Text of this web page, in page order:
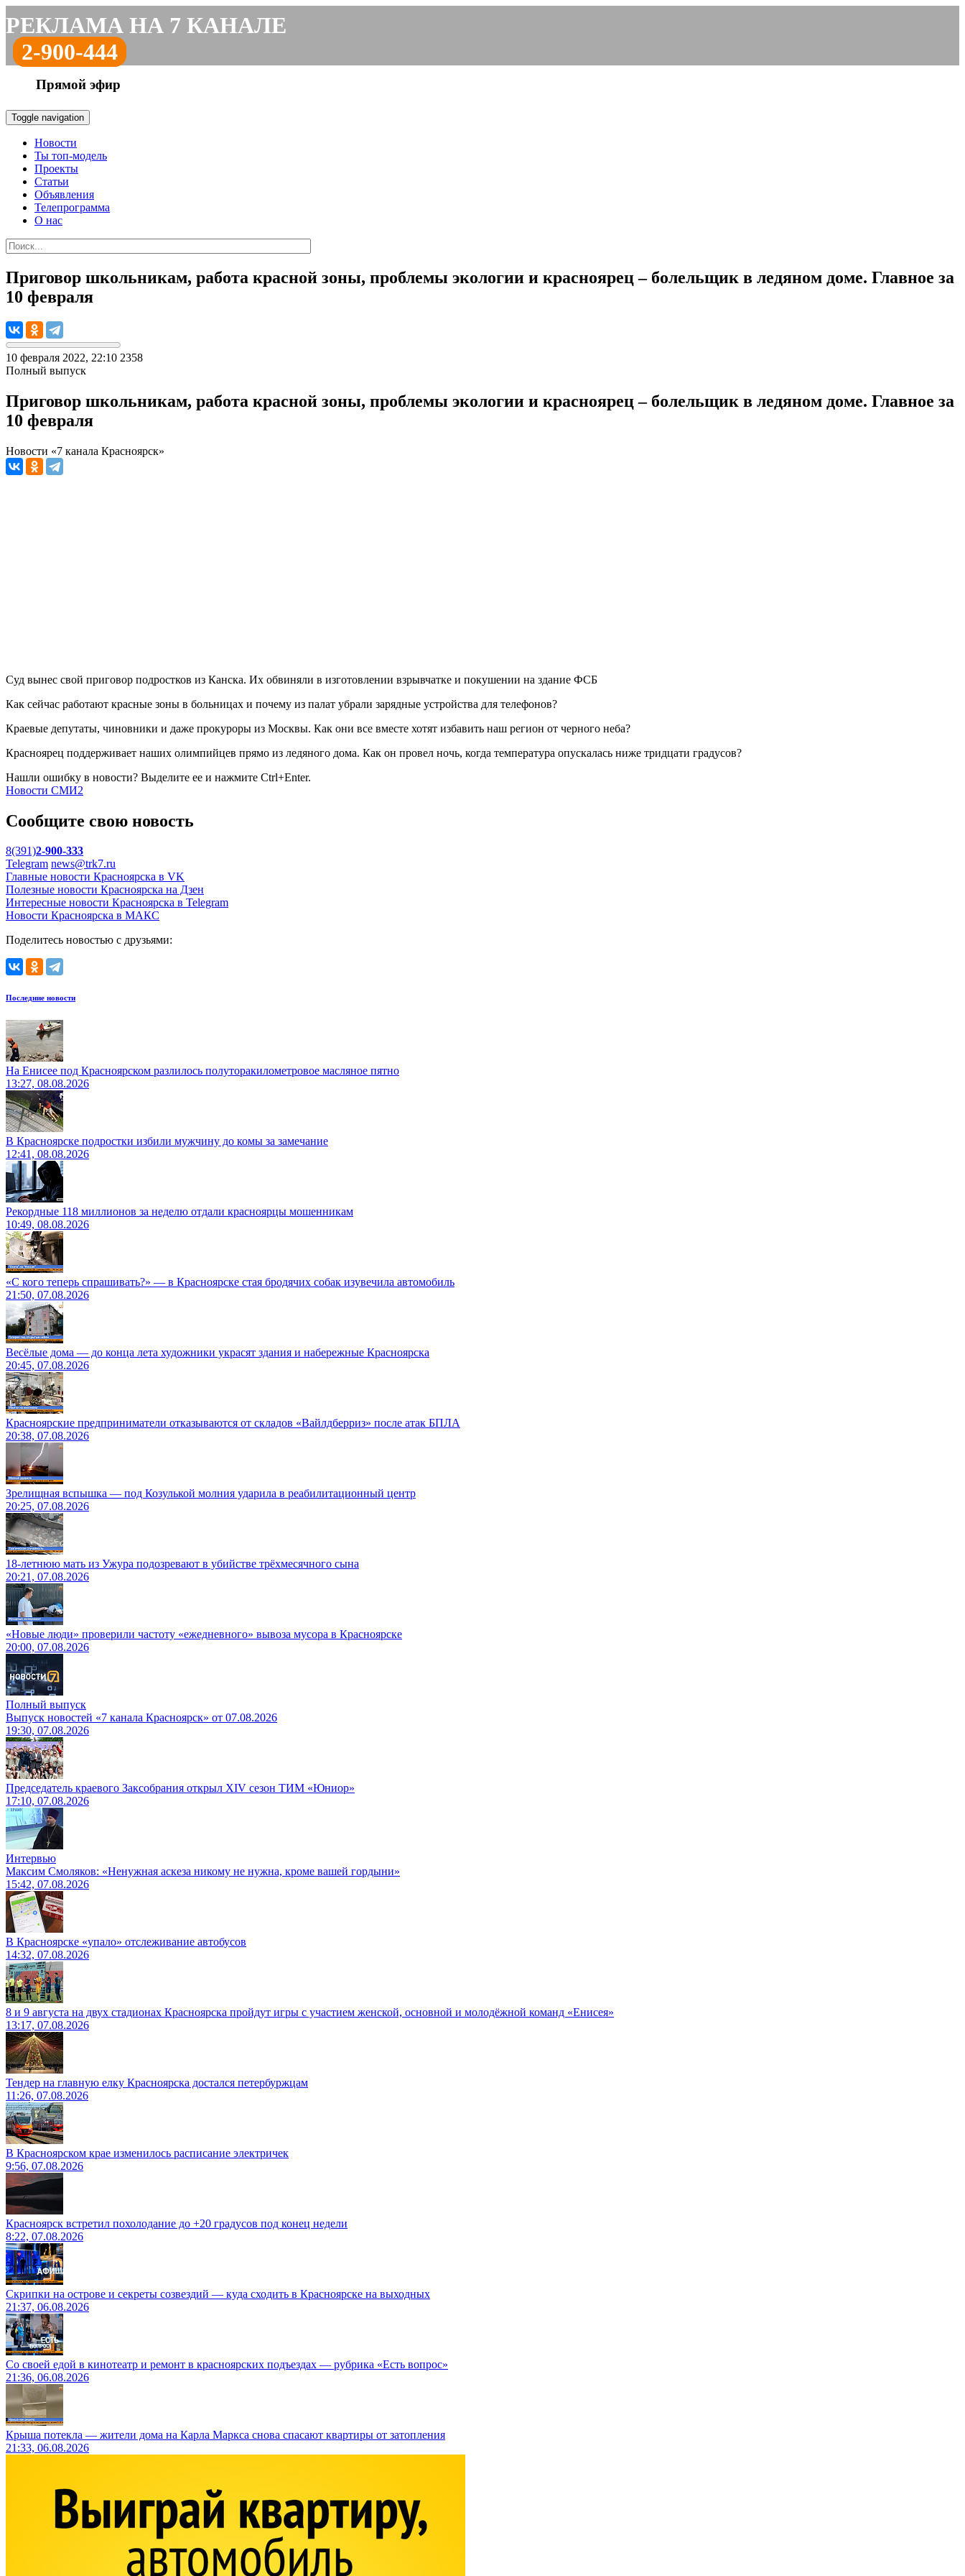
РЕКЛАМА НА 7 КАНАЛЕ
2-900-444
Прямой эфир
Toggle navigation
Новости
Ты топ-модель
Проекты
Статьи
Объявления
Телепрограмма
О нас
Приговор школьникам, работа красной зоны, проблемы экологии и красноярец – болельщик в ледяном доме. Главное за
10 февраля
10 февраля 2022, 22:10 2358
Полный выпуск
Приговор школьникам, работа красной зоны, проблемы экологии и красноярец – болельщик в ледяном доме. Главное за
10 февраля
Новости «7 канала Красноярск»
Суд вынес свой приговор подростков из Канска. Их обвиняли в изготовлении взрывчатке и покушении на здание ФСБ
Как сейчас работают красные зоны в больницах и почему из палат убрали зарядные устройства для телефонов?
Краевые депутаты, чиновники и даже прокуроры из Москвы. Как они все вместе хотят избавить наш регион от черного неба?
Красноярец поддерживает наших олимпийцев прямо из ледяного дома. Как он провел ночь, когда температура опускалась ниже тридцати градусов?
Нашли ошибку в новости? Выделите ее и нажмите Ctrl+Enter.
Новости СМИ2
Сообщите свою новость
8(391)2-900-333
Telegram news@trk7.ru
Главные новости Красноярска в VK
Полезные новости Красноярска на Дзен
Интересные новости Красноярска в Telegram
Новости Красноярска в МАКС
Поделитесь новостью с друзьями:
Последние новости
На Енисее под Красноярском разлилось полуторакилометровое масляное пятно
13:27, 08.08.2026
В Красноярске подростки избили мужчину до комы за замечание
12:41, 08.08.2026
Рекордные 118 миллионов за неделю отдали красноярцы мошенникам
10:49, 08.08.2026
«С кого теперь спрашивать?» — в Красноярске стая бродячих собак изувечила автомобиль
21:50, 07.08.2026
Весёлые дома — до конца лета художники украсят здания и набережные Красноярска
20:45, 07.08.2026
Красноярские предприниматели отказываются от складов «Вайлдберриз» после атак БПЛА
20:38, 07.08.2026
Зрелищная вспышка — под Козулькой молния ударила в реабилитационный центр
20:25, 07.08.2026
18-летнюю мать из Ужура подозревают в убийстве трёхмесячного сына
20:21, 07.08.2026
«Новые люди» проверили частоту «ежедневного» вывоза мусора в Красноярске
20:00, 07.08.2026
Полный выпуск
Выпуск новостей «7 канала Красноярск» от 07.08.2026
19:30, 07.08.2026
Председатель краевого Заксобрания открыл XIV сезон ТИМ «Юниор»
17:10, 07.08.2026
Интервью
Максим Смоляков: «Ненужная аскеза никому не нужна, кроме вашей гордыни»
15:42, 07.08.2026
В Красноярске «упало» отслеживание автобусов
14:32, 07.08.2026
8 и 9 августа на двух стадионах Красноярска пройдут игры с участием женской, основной и молодёжной команд «Енисея»
13:17, 07.08.2026
Тендер на главную елку Красноярска достался петербуржцам
11:26, 07.08.2026
В Красноярском крае изменилось расписание электричек
9:56, 07.08.2026
Красноярск встретил похолодание до +20 градусов под конец недели
8:22, 07.08.2026
Скрипки на острове и секреты созвездий — куда сходить в Красноярске на выходных
21:37, 06.08.2026
Со своей едой в кинотеатр и ремонт в красноярских подъездах — рубрика «Есть вопрос»
21:36, 06.08.2026
Крыша потекла — жители дома на Карла Маркса снова спасают квартиры от затопления
21:33, 06.08.2026